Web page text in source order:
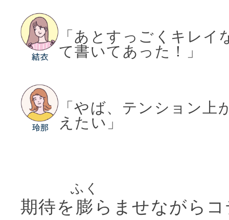
「あとすっごくキレイ
て書いてあった！」
「やば、テンション上
えたい」
期待を 膨
ふく
らませながら